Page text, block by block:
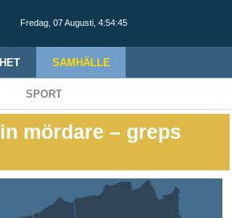
Fredag, 07 Augusti, 4:54:46
SAMHÄLLE
SPORT
mördare – greps